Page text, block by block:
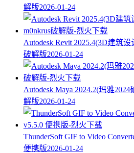
解版2026-01-24
Autodesk Revit 2025.4(3D建筑
破解版2026-01-24
Autodesk Maya 2024.2(玛雅
解版2026-01-24
ThunderSoft GIF to Video
便携版2026-01-24